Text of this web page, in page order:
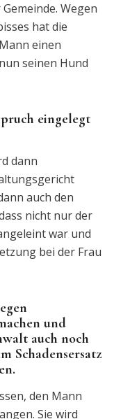
Wegen
hat die
einen
seinen Hund
eingelegt
dann
auch den
nicht nur der
war und
bei der Frau
und
auch noch
Schadensersatz
den Mann
Sie wird